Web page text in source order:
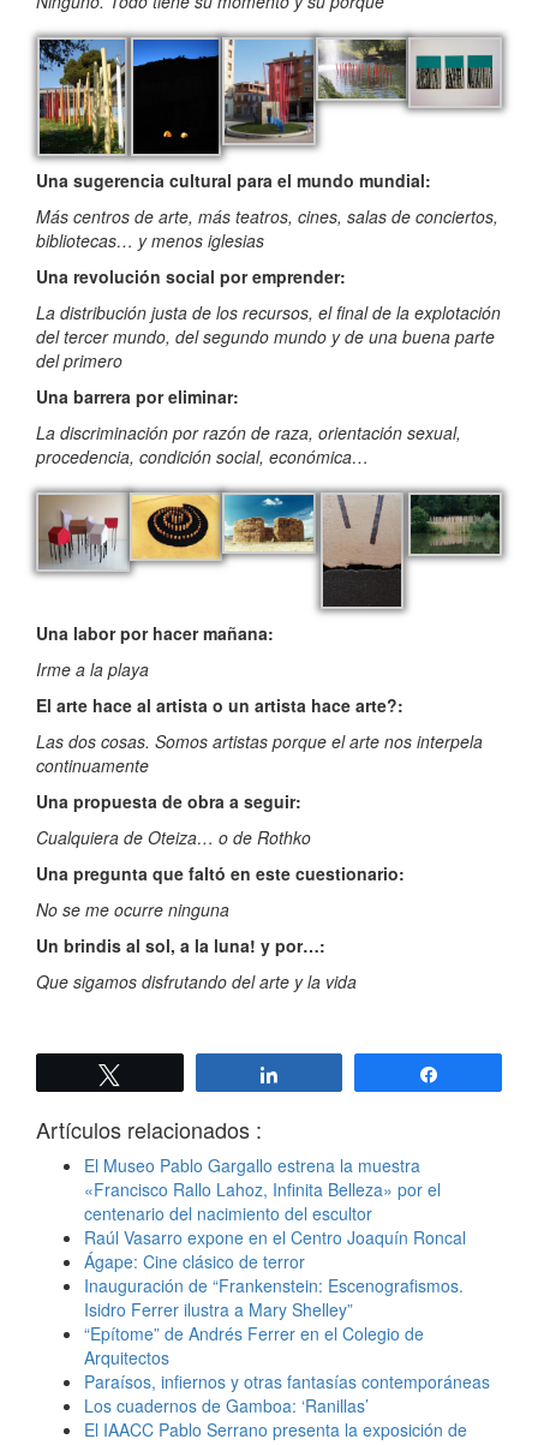
Una sugerencia cultural para el mundo mundial:
Más centros de arte, más teatros, cines, salas de conciertos,
bibliotecas… y menos iglesias
Una revolución social por emprender:
La distribución justa de los recursos, el final de la explotación
del tercer mundo, del segundo mundo y de una buena parte
del primero
Una barrera por eliminar:
La discriminación por razón de raza, orientación sexual,
procedencia, condición social, económica…
Una labor por hacer mañana:
Irme a la playa
El arte hace al artista o un artista hace arte?:
Las dos cosas. Somos artistas porque el arte nos interpela
continuamente
Una propuesta de obra a seguir:
Cualquiera de Oteiza… o de Rothko
Una pregunta que faltó en este cuestionario:
No se me ocurre ninguna
Un brindis al sol, a la luna! y por…:
Que sigamos disfrutando del arte y la vida
Artículos relacionados :
El Museo Pablo Gargallo estrena la muestra
«Francisco Rallo Lahoz, Infinita Belleza» por el
centenario del nacimiento del escultor
Raúl Vasarro expone en el Centro Joaquín Roncal
Ágape: Cine clásico de terror
Inauguración de “Frankenstein: Escenografismos.
Isidro Ferrer ilustra a Mary Shelley”
“Epítome” de Andrés Ferrer en el Colegio de
Arquitectos
Paraísos, infiernos y otras fantasías contemporáneas
Los cuadernos de Gamboa: ‘Ranillas’
El IAACC Pablo Serrano presenta la exposición de